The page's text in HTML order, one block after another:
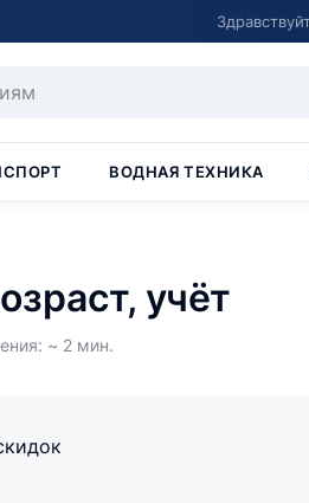
ВОДНАЯ ТЕХНИКА
учёт
~ 2 мин.